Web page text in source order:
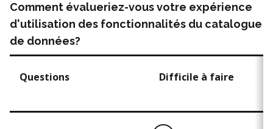
Comment évalueriez-vous votre expérience
d'utilisation des fonctionnalités du catalogue
de données?
Questions Difficile à faire